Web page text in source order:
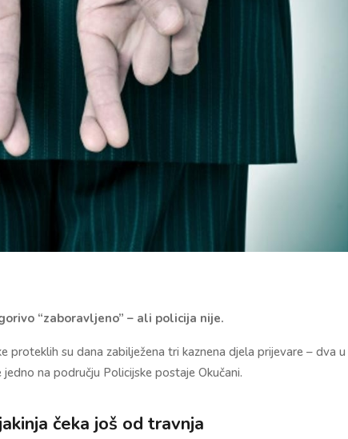
“zaboravljeno” – ali policija nije.
proteklih su dana zabilježena tri kaznena djela prijevare – dva u
na području Policijske postaje Okučani.
čeka još od travnja